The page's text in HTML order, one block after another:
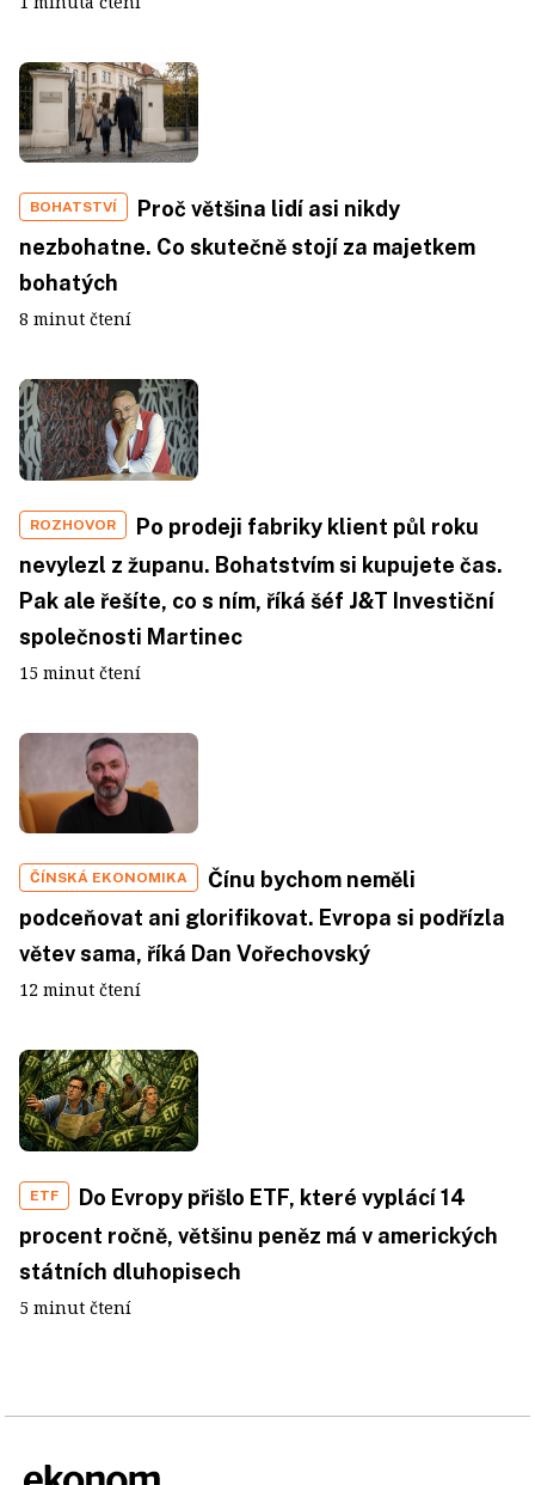
BOHATSTVÍ
Proč většina lidí asi nikdy
nezbohatne. Co skutečně stojí za majetkem
bohatých
8 minut čtení
ROZHOVOR
Po prodeji fabriky klient půl roku
nevylezl z županu. Bohatstvím si kupujete čas.
Pak ale řešíte, co s ním, říká šéf J&T Investiční
společnosti Martinec
15 minut čtení
ČÍNSKÁ EKONOMIKA
Čínu bychom neměli
podceňovat ani glorifikovat. Evropa si podřízla
větev sama, říká Dan Vořechovský
12 minut čtení
ETF
Do Evropy přišlo ETF, které vyplácí 14
procent ročně, většinu peněz má v amerických
státních dluhopisech
5 minut čtení